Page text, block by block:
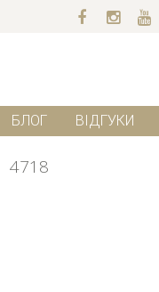
БЛОГ ВІДГУКИ
4718